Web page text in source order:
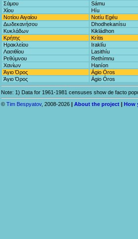
Σάμου
Sámu
Χίου
Híu
Νοτίου Αιγαίου
Notíu Egéu
Δωδεκανήσου
Dhodhekanísu
Κυκλάδων
Kikládhon
Κρήτης
Krítis
Ηρακλείου
Iraklíu
Λασιθίου
Lasithíu
Ρεθύμνου
Rethímnu
Χανίων
Haníon
Άγιο Όρος
Ágio Óros
Άγιο Όρος
Ágio Óros
Note: 1) Data for 1961-1981 censuses show de facto
© Tim Bespyatov, 2008-2026 About the project How